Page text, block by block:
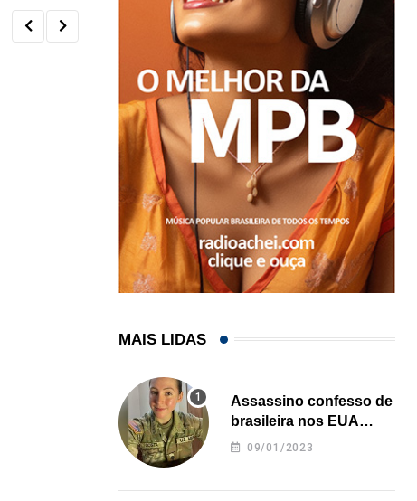
MAIS LIDAS
Assassino confesso de
brasileira nos EUA
revela onde deixou o
09/01/2023